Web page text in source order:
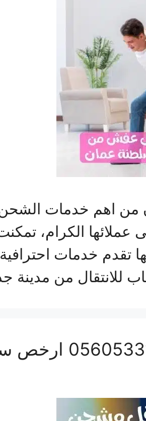
اهم خدمات الشحن
عملائها الكرام،
تقدم خدمات
للانتقال من مدينة
نقل عفش من جدة الى